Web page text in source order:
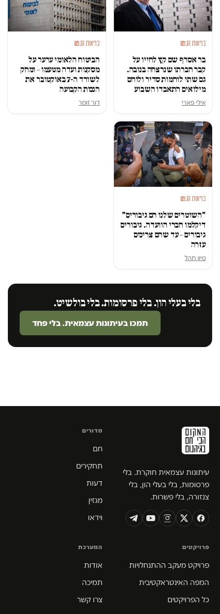
בריאות הנפש
בר אסרף שם קץ לחייו על
קבר חברתו שנרצחה בנובה.
גם שתי לוחמות סדיר ולוחם
מילואים התאבדו השבוע
אילי פארי
בריאות הנפש
הביטוח הלאומי ערער על
מסקנות ועדה מטעמו – ומחק
לשורד ה-7 באוקטובר את
הנכות הקבועה
דור זומר
בריאות הנפש
"השוטרים שלנו הם גיבורים"
דיקלמו חברי הוועדה. גיבורים
גיבורים – עד שהם צריכים
עזרה
סיון תהל
בלי בעלי הון. בלי פרסומות. בלי בולשיט.
תמכו בעיתונות עצמאית. בלי פחד
עיתונות עצמאית חוקרת. בלי
פרסומות, בלי בעלי הון, בלי
צנזורה, בלי פשרות.
מדורים
חם
תחקירים
דעות
מגזין
וידאו
פרויקטים
פרויקט מעקב ההתנחלויות
המפה האינטראקטיבית
כל הפרויקטים
המערכת
אודות
תמיכה
צרו קשר